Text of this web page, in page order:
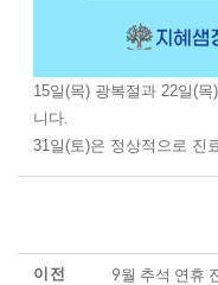
15일(목) 광복절과 22일(
니다.
31일(토)은 정상적으로 진
이전
9월 추석 연휴